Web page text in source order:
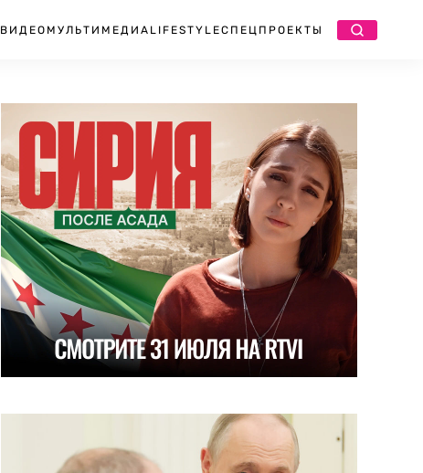
ВИДЕО МУЛЬТИМЕДИА LIFESTYLEСПЕЦПРОЕКТЫ